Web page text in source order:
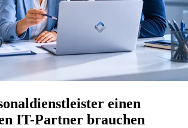
einen
IT-Partner brauchen